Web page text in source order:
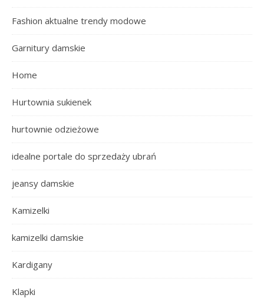
Fashion aktualne trendy modowe
Garnitury damskie
Home
Hurtownia sukienek
hurtownie odzieżowe
idealne portale do sprzedaży ubrań
jeansy damskie
Kamizelki
kamizelki damskie
Kardigany
Klapki